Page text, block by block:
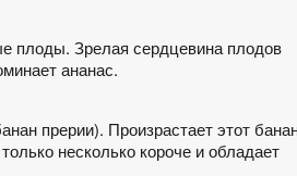
плоды. Зрелая сердцевина плодов
ананас.
прерии). Произрастает этот
несколько короче и обладает